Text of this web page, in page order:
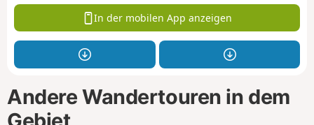
In der mobilen App anzeigen
Andere Wandertouren in dem